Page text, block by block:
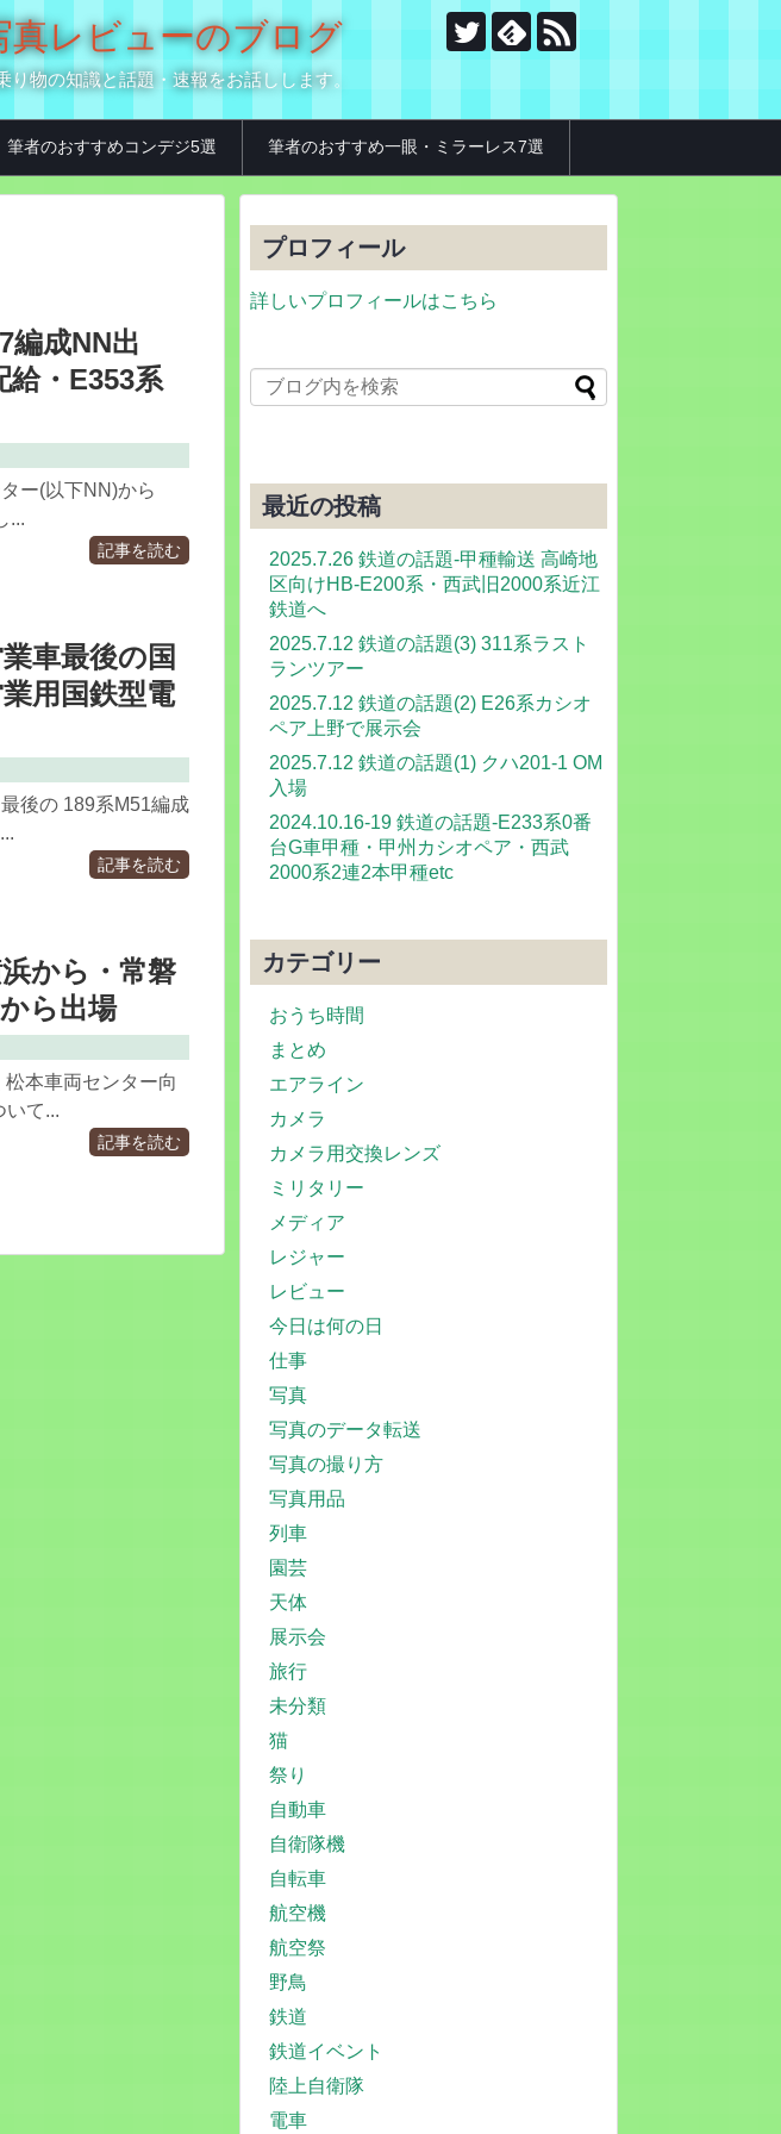
真レビューのブログ
物の知識と話題・速報をお話しします。
筆者のおすすめコンデジ5選 筆者のおすすめ一眼・ミラーレス7選
編成NN出
給・E353系
ー(以下NN)から
...
記事を読む
車最後の国
用国鉄型電
後の 189系M51編成
記事を読む
から・常磐
ら出場
本車両センター向
いて...
記事を読む
プロフィール
詳しいプロフィールはこちら
最近の投稿
2025.7.26 鉄道の話題-甲種輸送 高崎地
区向けHB-E200系・西武旧2000系近江
鉄道へ
2025.7.12 鉄道の話題(3) 311系ラスト
ランツアー
2025.7.12 鉄道の話題(2) E26系カシオ
ペア上野で展示会
2025.7.12 鉄道の話題(1) クハ201-1 OM
入場
2024.10.16-19 鉄道の話題-E233系0番
台G車甲種・甲州カシオペア・西武
2000系2連2本甲種etc
カテゴリー
おうち時間
まとめ
エアライン
カメラ
カメラ用交換レンズ
ミリタリー
メディア
レジャー
レビュー
今日は何の日
仕事
写真
写真のデータ転送
写真の撮り方
写真用品
列車
園芸
天体
展示会
旅行
未分類
猫
祭り
自動車
自衛隊機
自転車
航空機
航空祭
野鳥
鉄道
鉄道イベント
陸上自衛隊
電車